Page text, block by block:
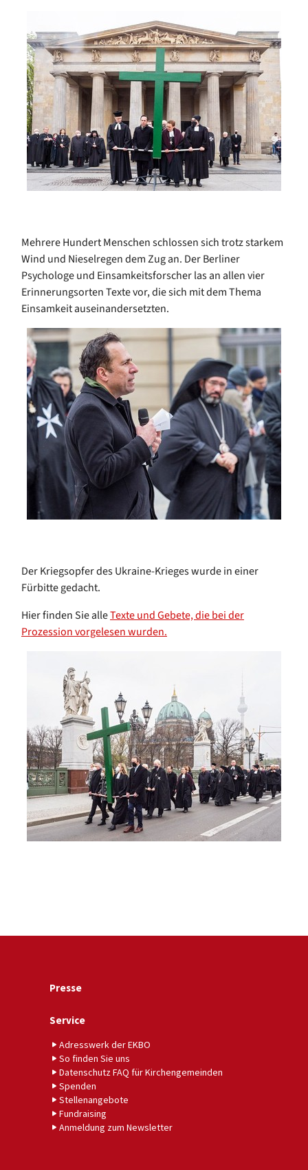
Mehrere Hundert Menschen schlossen sich trotz starkem
Wind und Nieselregen dem Zug an. Der Berliner
Psychologe und Einsamkeitsforscher las an allen vier
Erinnerungsorten Texte vor, die sich mit dem Thema
Einsamkeit auseinandersetzten.
Der Kriegsopfer des Ukraine-Krieges wurde in einer
Fürbitte gedacht.
Hier finden Sie alleTexte und Gebete, die bei der
Prozession vorgelesen wurden.
Presse
Service
Adresswerk der EKBO
So finden Sie uns
Datenschutz FAQ für Kirchengemeinden
Spenden
Stellenangebote
Fundraising
Anmeldung zum Newsletter